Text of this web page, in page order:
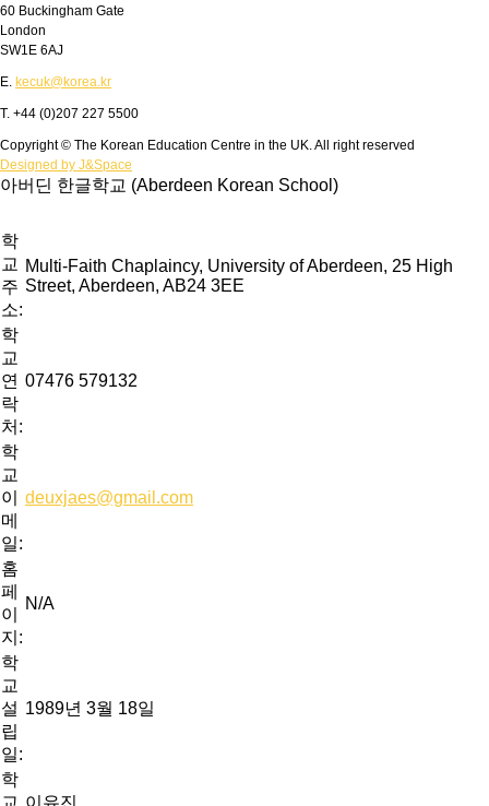
60 Buckingham Gate
London
SW1E 6AJ
E. kecuk@korea.kr
T. +44 (0)207 227 5500
Copyright © The Korean Education Centre in the UK. All right reserved
Designed by J&Space
아버딘 한글학교 (Aberdeen Korean School)
학
교
주
소:
Multi-Faith Chaplaincy, University of Aberdeen, 25 High
Street, Aberdeen, AB24 3EE
학
교
연
락
처:
07476 579132
학
교
이
메
일:
deuxjaes@gmail.com
홈
페
이
지:
N/A
학
교
설
립
일:
1989년 3월 18일
학
교 이유진